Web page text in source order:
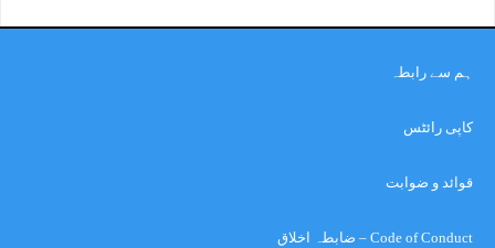
ہم سے رابطہ
کاپی رائٹس
قوائد و ضوابت
Code of Conduct – ضابطہ اخلاق